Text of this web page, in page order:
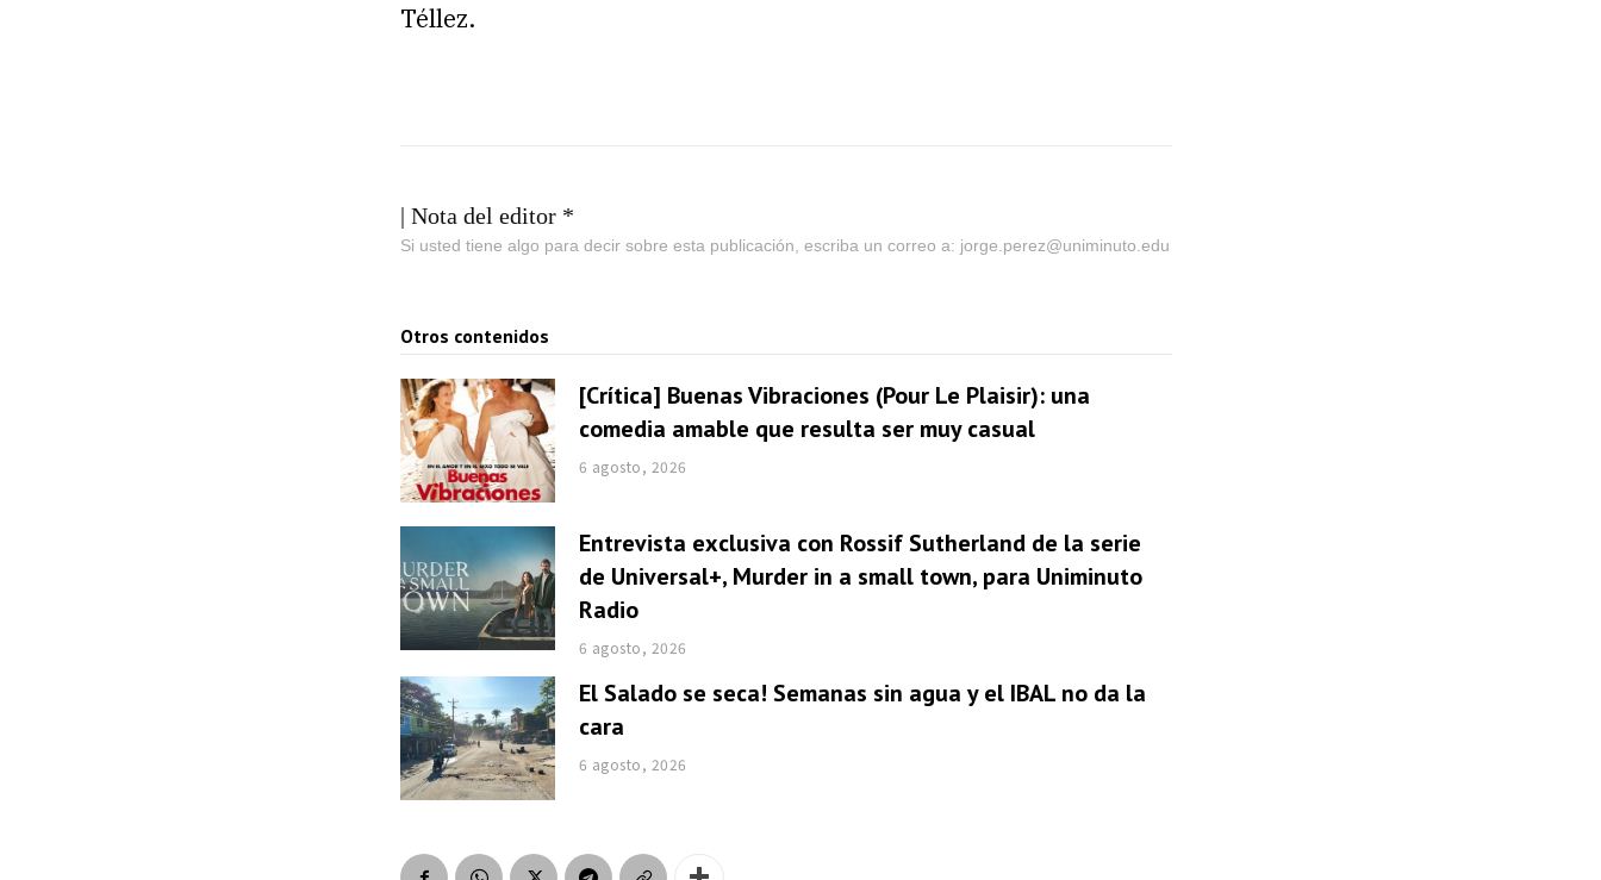
Téllez.
| Nota del editor *
Si usted tiene algo para decir sobre esta publicación, escriba un correo a: jorge.perez@uniminuto.edu
Otros contenidos
[Crítica] Buenas Vibraciones (Pour Le Plaisir): una
comedia amable que resulta ser muy casual
6 agosto, 2026
Entrevista exclusiva con Rossif Sutherland de la serie
de Universal+, Murder in a small town, para Uniminuto
Radio
6 agosto, 2026
El Salado se seca! Semanas sin agua y el IBAL no da la
cara
6 agosto, 2026